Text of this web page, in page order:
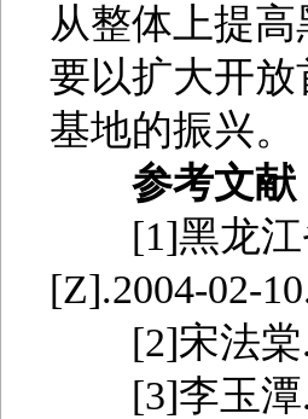
从整体上提
要以扩大开
基地的振兴。
参考文献
[1]黑龙江
[Z].2004-02-
[2]宋法棠.
[3]李玉潭.